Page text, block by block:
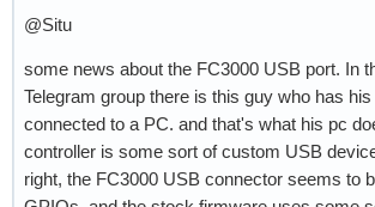
@Situ
some news about the FC3000 USB port. In
Telegram group there is this guy who has
connected to a PC. and that's what his pc
controller is some sort of custom USB
right, the FC3000 USB connector seems to